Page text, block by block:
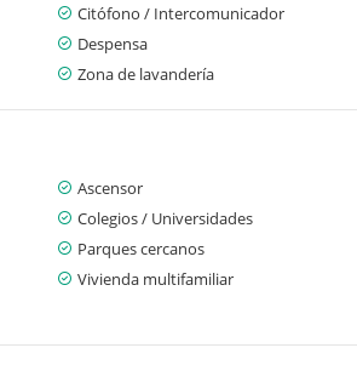
Citófono / Intercomunicador
Despensa
Zona de lavandería
Ascensor
Colegios / Universidades
Parques cercanos
Vivienda multifamiliar